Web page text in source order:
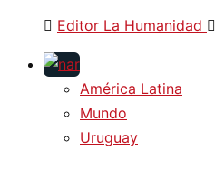
Editor La Humanidad
América Latina
Mundo
Uruguay